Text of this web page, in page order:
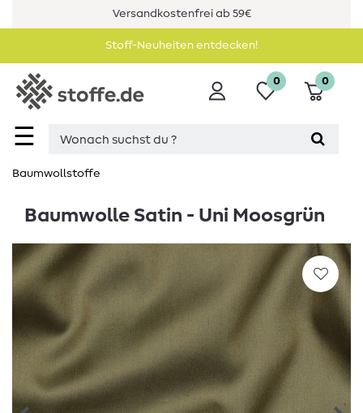
Versandkostenfrei ab 59€
Stoff-Neuheiten entdecken!
☰
0 0
Baumwollstoffe
Baumwolle Satin - Uni Moosgrün